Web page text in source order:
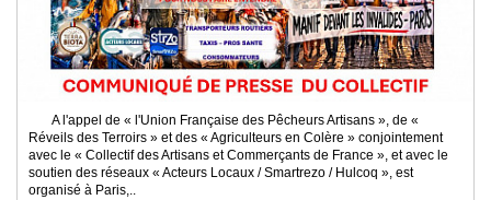
A l'appel de « l'Union Française des Pêcheurs Artisans », de «
Réveils des Terroirs » et des « Agriculteurs en Colère » conjointement
avec le « Collectif des Artisans et Commerçants de France », et avec le
soutien des réseaux « Acteurs Locaux / Smartrezo / Hulcoq », est
organisé à Paris,..